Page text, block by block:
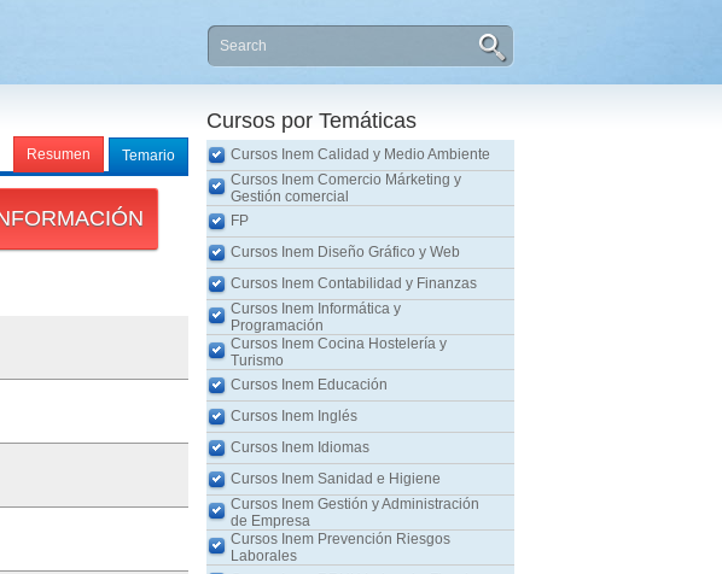
Resumen Temario
Cursos por Temáticas
Cursos Inem Calidad y Medio Ambiente
Cursos Inem Comercio Márketing y
Gestión comercial
FP
Cursos Inem Diseño Gráfico y Web
Cursos Inem Contabilidad y Finanzas
Cursos Inem Informática y
Programación
Cursos Inem Cocina Hostelería y
Turismo
Cursos Inem Educación
Cursos Inem Inglés
Cursos Inem Idiomas
Cursos Inem Sanidad e Higiene
Cursos Inem Gestión y Administración
de Empresa
Cursos Inem Prevención Riesgos
Laborales